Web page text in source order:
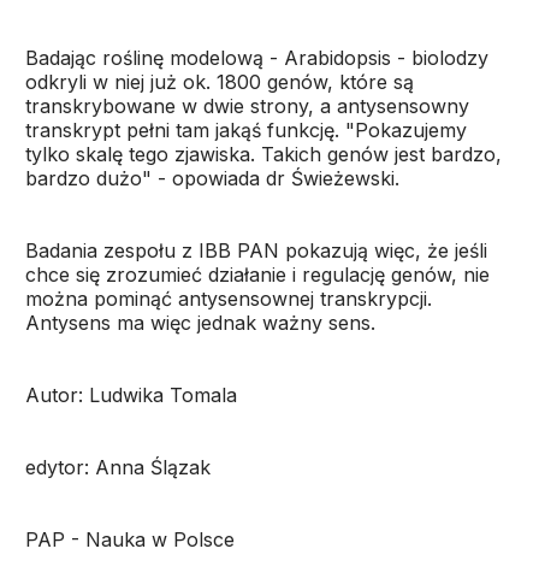
Badając roślinę modelową - Arabidopsis - biolodzy
odkryli w niej już ok. 1800 genów, które są
transkrybowane w dwie strony, a antysensowny
transkrypt pełni tam jakąś funkcję. "Pokazujemy
tylko skalę tego zjawiska. Takich genów jest bardzo,
bardzo dużo" - opowiada dr Świeżewski.
Badania zespołu z IBB PAN pokazują więc, że jeśli
chce się zrozumieć działanie i regulację genów, nie
można pominąć antysensownej transkrypcji.
Antysens ma więc jednak ważny sens.
Autor: Ludwika Tomala
edytor: Anna Ślązak
PAP - Nauka w Polsce